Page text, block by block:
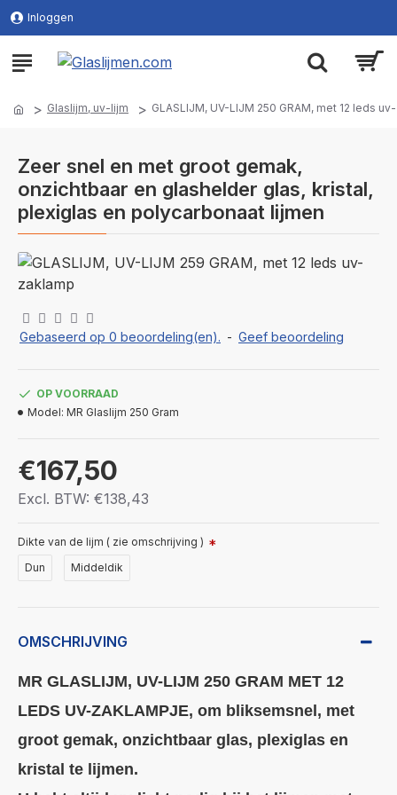
Inloggen
Glaslijm, uv-lijm GLASLIJM, UV-LIJM 250 GRAM, met 12 leds
Zeer snel en met groot gemak,
onzichtbaar en glashelder glas, kristal,
plexiglas en polycarbonaat lijmen
Gebaseerd op 0 beoordeling(en). - Geef beoordeling
€167,50
Excl. BTW: €138,43
OP VOORRAAD
Model: MR Glaslijm 250 Gram
Dikte van de lijm ( zie omschrijving )
Dun
Middeldik
OMSCHRIJVING
MR GLASLIJM, UV-LIJM 250 GRAM MET 12
LEDS UV-ZAKLAMPJE, om bliksemsnel, met
groot gemak, onzichtbaar glas, plexiglas en
kristal te lijmen.